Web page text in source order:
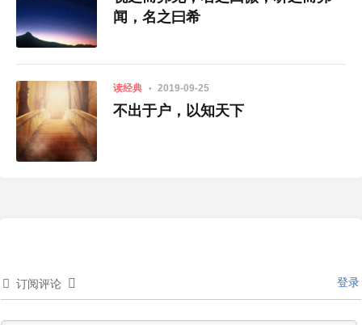
闻，名之曰希
读经典 2019-09-25
不出于户，以知天下
订阅评论 登录